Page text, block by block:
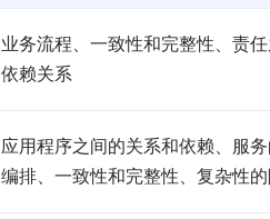
业务流程、一致性和完整性、责
依赖关系
应用程序之间的关系和依赖、服
编排、一致性和完整性、复杂性